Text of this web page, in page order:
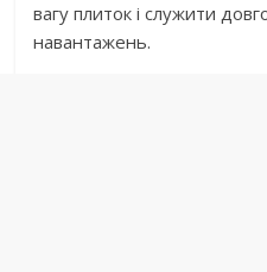
вагу плиток і служити
навантажень.